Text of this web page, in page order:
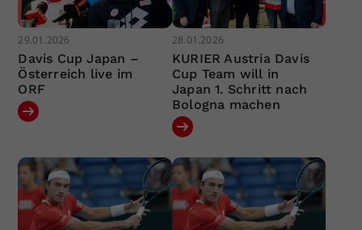
29.01.2026
Davis Cup Japan –
Österreich live im
ORF
28.01.2026
KURIER Austria Davis
Cup Team will in
Japan 1. Schritt nach
Bologna machen